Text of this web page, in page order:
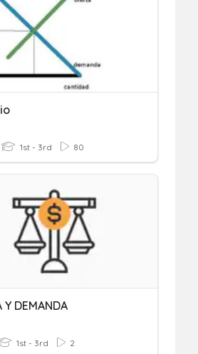
1st - 3rd 80
Y DEMANDA
1st - 3rd 2